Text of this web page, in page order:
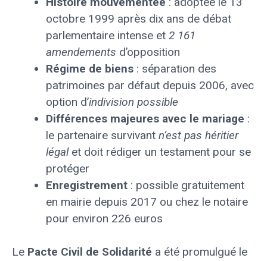
octobre 1999 après dix ans de débat
parlementaire intense et 2 161
amendements d’opposition
Régime de biens : séparation des
patrimoines par défaut depuis 2006, avec
option d’indivision possible
Différences majeures avec le mariage :
le partenaire survivant n’est pas héritier
légalet doit rédiger un testament pour se
protéger
Enregistrement : possible gratuitement
en mairie depuis 2017 ou chez le notaire
pour environ 226 euros
Le Pacte Civil de Solidarité a été promulgué le